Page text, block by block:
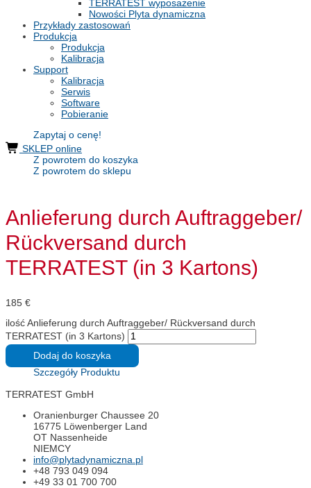
TERRATEST wyposażenie
Nowości Plyta dynamiczna
Przykłady zastosowań
Produkcja
Produkcja
Kalibracja
Support
Kalibracja
Serwis
Software
Pobieranie
Zapytaj o cenę!
SKLEP online
Z powrotem do koszyka
Z powrotem do sklepu
Anlieferung durch Auftraggeber/
Rückversand durch
TERRATEST (in 3 Kartons)
185 €
ilość Anlieferung durch Auftraggeber/ Rückversand durch
TERRATEST (in 3 Kartons)
Dodaj do koszyka
Szczegóły Produktu
TERRATEST GmbH
Oranienburger Chaussee 20
16775 Löwenberger Land
OT Nassenheide
NIEMCY
info@plytadynamiczna.pl
+48 793 049 094
+49 33 01 700 700